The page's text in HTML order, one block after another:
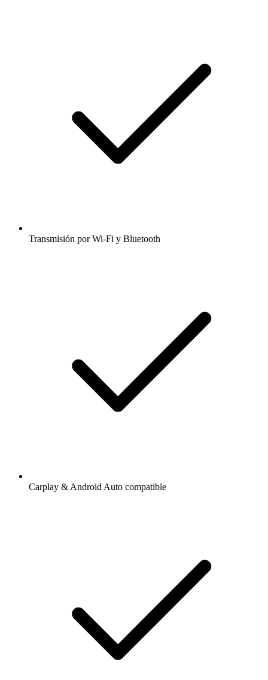
Transmisión por Wi-Fi y Bluetooth
Carplay & Android Auto compatible